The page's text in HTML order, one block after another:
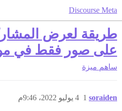
Discourse Meta
طريقة لعرض
على صور فقط في
ساهم ميزة
soraiden 4 يوليو 2022، 9:46م 1